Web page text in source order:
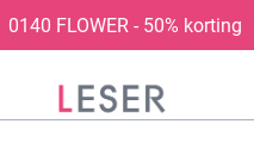
0140 FLOWER - 50% korting